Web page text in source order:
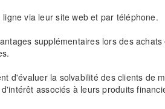
via leur site web et par téléphone.
supplémentaires lors des
d'évaluer la solvabilité des clients de
associés à leurs produits